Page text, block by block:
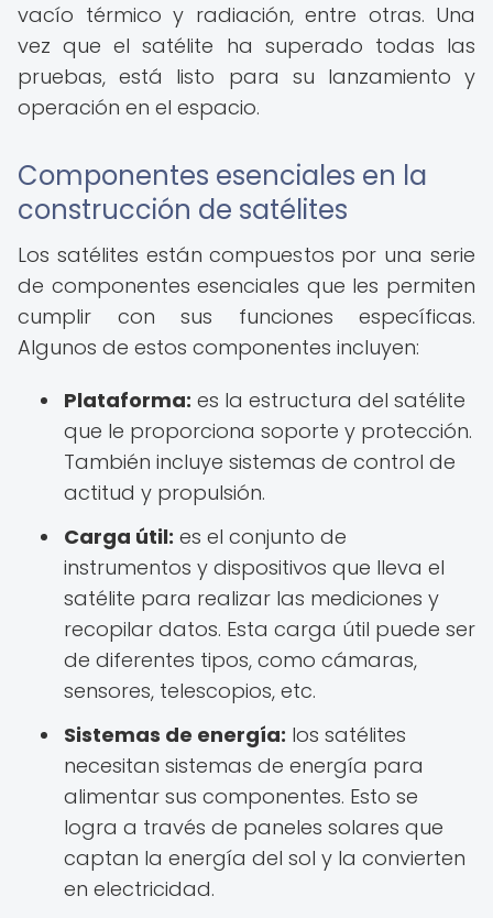
vacío térmico y radiación, entre otras. Una
vez que el satélite ha superado todas las
pruebas, está listo para su lanzamiento y
operación en el espacio.
Componentes esenciales en la
construcción de satélites
Los satélites están compuestos por una serie
de componentes esenciales que les permiten
cumplir con sus funciones específicas.
Algunos de estos componentes incluyen:
Plataforma: es la estructura del satélite
que le proporciona soporte y protección.
También incluye sistemas de control de
actitud y propulsión.
Carga útil: es el conjunto de
instrumentos y dispositivos que lleva el
satélite para realizar las mediciones y
recopilar datos. Esta carga útil puede ser
de diferentes tipos, como cámaras,
sensores, telescopios, etc.
Sistemas de energía: los satélites
necesitan sistemas de energía para
alimentar sus componentes. Esto se
logra a través de paneles solares que
captan la energía del sol y la convierten
en electricidad.